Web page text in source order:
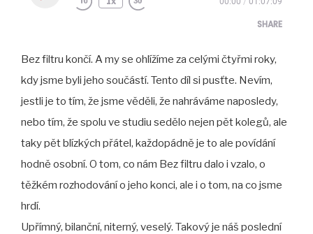
Episode
SHARE
SHARE
EMBED
Bez filtru končí. A my se ohlížíme za celými čtyřmi roky,
kdy jsme byli jeho součástí. Tento díl si pusťte. Nevím,
jestli je to tím, že jsme věděli, že nahráváme naposledy,
nebo tím, že spolu ve studiu sedělo nejen pět kolegů, ale
taky pět blízkých přátel, každopádně je to ale povídání
hodně osobní. O tom, co nám Bez filtru dalo i vzalo, o
těžkém rozhodování o jeho konci, ale i o tom, na co jsme
hrdí.
Upřímný, bilanční, niterný, veselý. Takový je náš poslední